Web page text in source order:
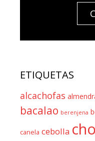
ETIQUETAS
alcachofas
bacalao berenjena
canela cebolla